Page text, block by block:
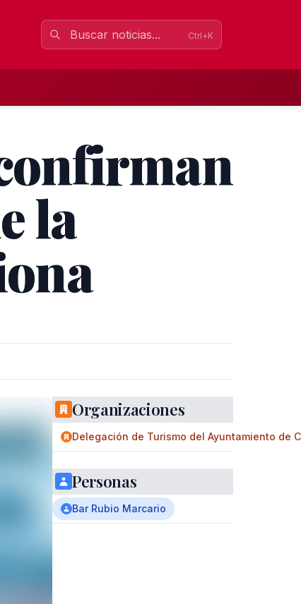
Ctrl+K
la
Organizaciones
Delegación de Turismo del Ayuntamiento de
Personas
Bar Rubio Marcario